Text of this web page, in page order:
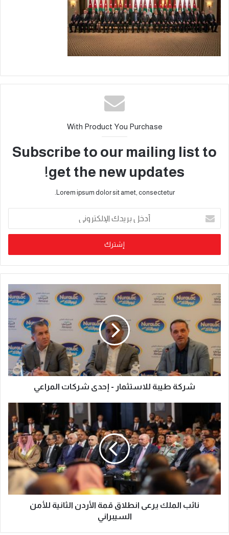
With Product You Purchase
Subscribe to our mailing list to
get the new updates!
Lorem ipsum dolor sit amet, consectetur.
شركة طيبة للاستثمار - إحدى شركات المراعي
نائب الملك يرعى انطلاق قمة الأردن الثانية للأمن
السيبراني